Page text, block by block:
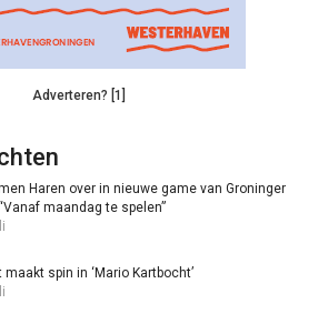
Adverteren? [1]
Haren over in nieuwe game van Groninger
maandag te spelen”
spin in ‘Mario Kartbocht’